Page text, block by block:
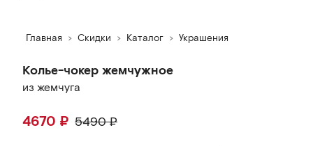
Главная Скидки Каталог Украшения
Колье-чокер жемчужное
из жемчуга
4670 ₽ 5490₽